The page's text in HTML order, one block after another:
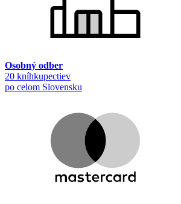
Osobný odber
20 kníhkupectiev
po celom Slovensku